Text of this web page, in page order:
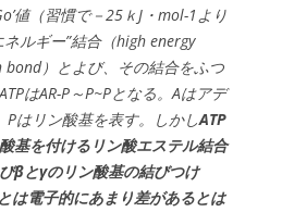
値（習慣で－25ｋJ・mol-1より
ルギー”結合（high energy
）とよび、その結合をふつ
はAR-P～P~Pとなる。Aはアデ
Pはリン酸基を表す。しかしATP
基を付けるリン酸エステル結合
βとγのリン酸基の結びつけ
は電子的にあまり差があるとは